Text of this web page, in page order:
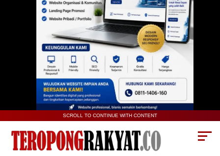
SCROLL TO CONTINUE WITH CONTENT